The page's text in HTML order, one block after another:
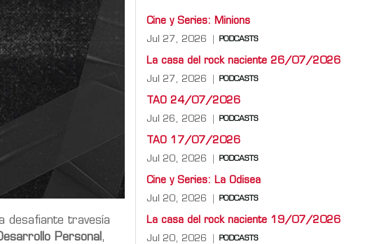
desafiante travesía
Personal ,
Cine y Series: Minions
Jul 27, 2026 PODCASTS
La casa del rock naciente 26/07/2026
Jul 27, 2026 PODCASTS
TAO 24/07/2026
Jul 26, 2026 PODCASTS
TAO 17/07/2026
Jul 20, 2026 PODCASTS
Cine y Series: La Odisea
Jul 20, 2026 PODCASTS
La casa del rock naciente 19/07/2026
Jul 20, 2026 PODCASTS